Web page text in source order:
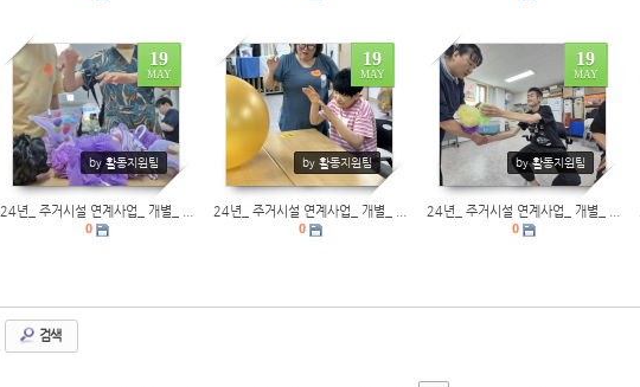
19
MAY
by 활동지원팀
0
24년_ 주거시설 연계사업_ 개별_ ...
0
19
MAY
by 활동지원팀
0
24년_ 주거시설 연계사업_ 개별_ ...
0
19
MAY
by 활동지원팀
0
24년_ 주거시설 연계사업_ 개별_ ...
0
검색